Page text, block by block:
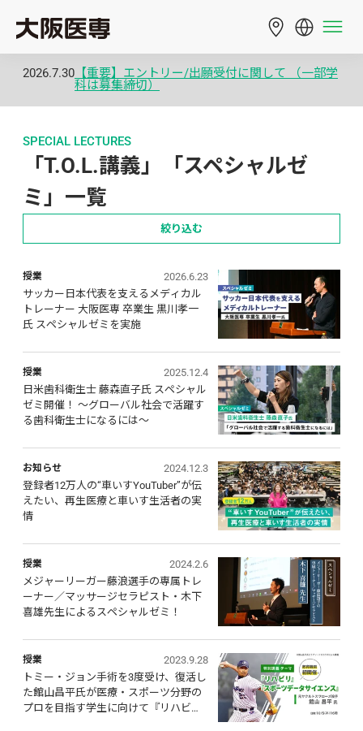
2026.7.30 【重要】エントリー/出願受付に関して （一部学
科は募集締切）
SPECIAL LECTURES
「T.O.L.講義」「スペシャルゼ
ミ」一覧
絞り込む
授業
2026.6.23
サッカー日本代表を支えるメディカル
トレーナー 大阪医専 卒業生 黒川孝一
氏 スペシャルゼミを実施
授業
2025.12.4
日米歯科衛生士 藤森直子氏 スペシャル
ゼミ開催！ ～グローバル社会で活躍す
る歯科衛生士になるには～
お知らせ
2024.12.3
登録者12万人の“車いすYouTuber”が伝
えたい、再生医療と車いす生活者の実
情
授業
2024.2.6
メジャーリーガー藤浪選手の専属トレ
ーナー／マッサージセラピスト・木下
喜雄先生によるスペシャルゼミ！
授業
2023.9.28
トミー・ジョン手術を3度受け、復活し
た館山昌平氏が医療・スポーツ分野の
プロを目指す学生に向けて『リハビ